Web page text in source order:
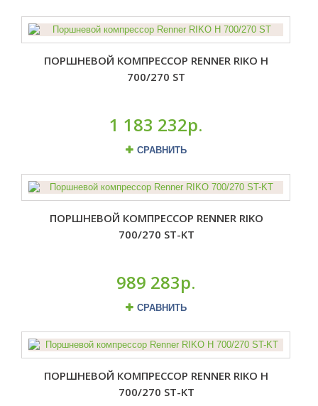
ПОРШНЕВОЙ КОМПРЕССОР RENNER RIKO H
700/270 ST
1 183 232р.
СРАВНИТЬ
ПОРШНЕВОЙ КОМПРЕССОР RENNER RIKO
700/270 ST-KT
989 283р.
СРАВНИТЬ
ПОРШНЕВОЙ КОМПРЕССОР RENNER RIKO H
700/270 ST-KT